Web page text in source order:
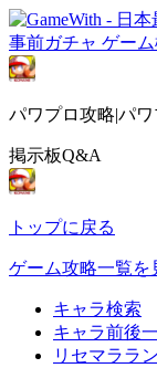
事前ガチャ ゲー
パワプロ攻略|パ
掲示板Q&A
トップに戻る
ゲーム攻略一覧を
キャラ検索
キャラ前後
リセマララ